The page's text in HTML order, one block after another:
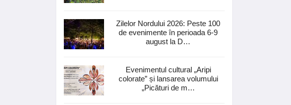
Zilelor Nordului 2026: Peste 100
de evenimente în perioada 6-9
august la D…
Evenimentul cultural „Aripi
colorate” și lansarea volumului
„Picături de m…